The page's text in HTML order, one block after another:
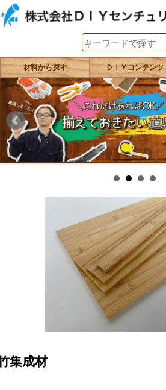
材料から探す ＤＩＹコンテンツ
集成材